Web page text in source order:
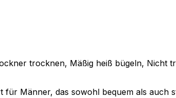
trocknen, Mäßig heiß bügeln, Nicht
Männer, das sowohl bequem als auch